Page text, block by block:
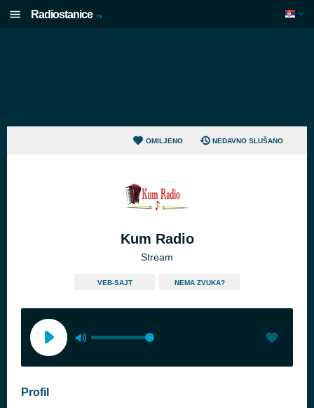
Radiostanice .rs
OMILJENO NEDAVNO SLUŠANO
Kum Radio
Stream
VEB-SAJT NEMA ZVUKA?
Profil